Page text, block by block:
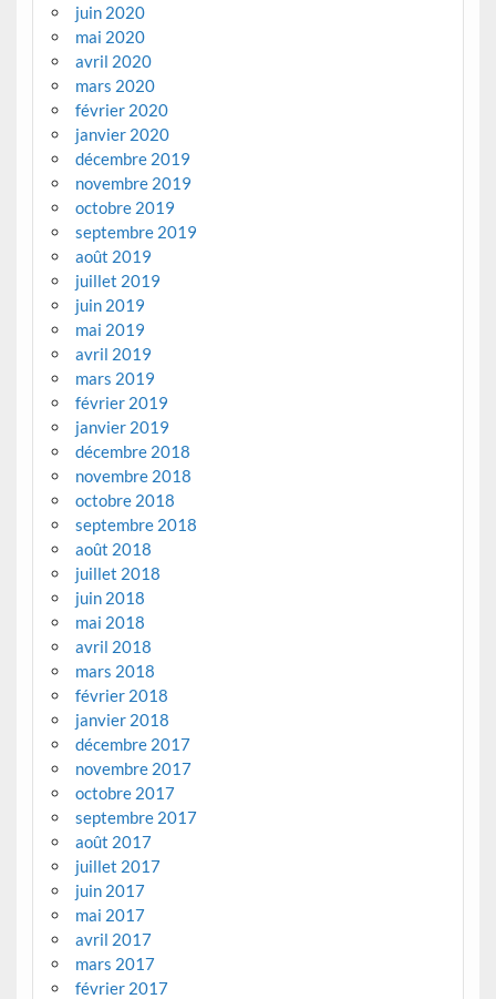
juin 2020
mai 2020
avril 2020
mars 2020
février 2020
janvier 2020
décembre 2019
novembre 2019
octobre 2019
septembre 2019
août 2019
juillet 2019
juin 2019
mai 2019
avril 2019
mars 2019
février 2019
janvier 2019
décembre 2018
novembre 2018
octobre 2018
septembre 2018
août 2018
juillet 2018
juin 2018
mai 2018
avril 2018
mars 2018
février 2018
janvier 2018
décembre 2017
novembre 2017
octobre 2017
septembre 2017
août 2017
juillet 2017
juin 2017
mai 2017
avril 2017
mars 2017
février 2017